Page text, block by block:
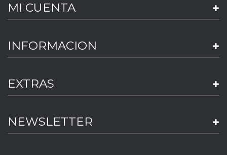
MI CUENTA
INFORMACION
EXTRAS
NEWSLETTER